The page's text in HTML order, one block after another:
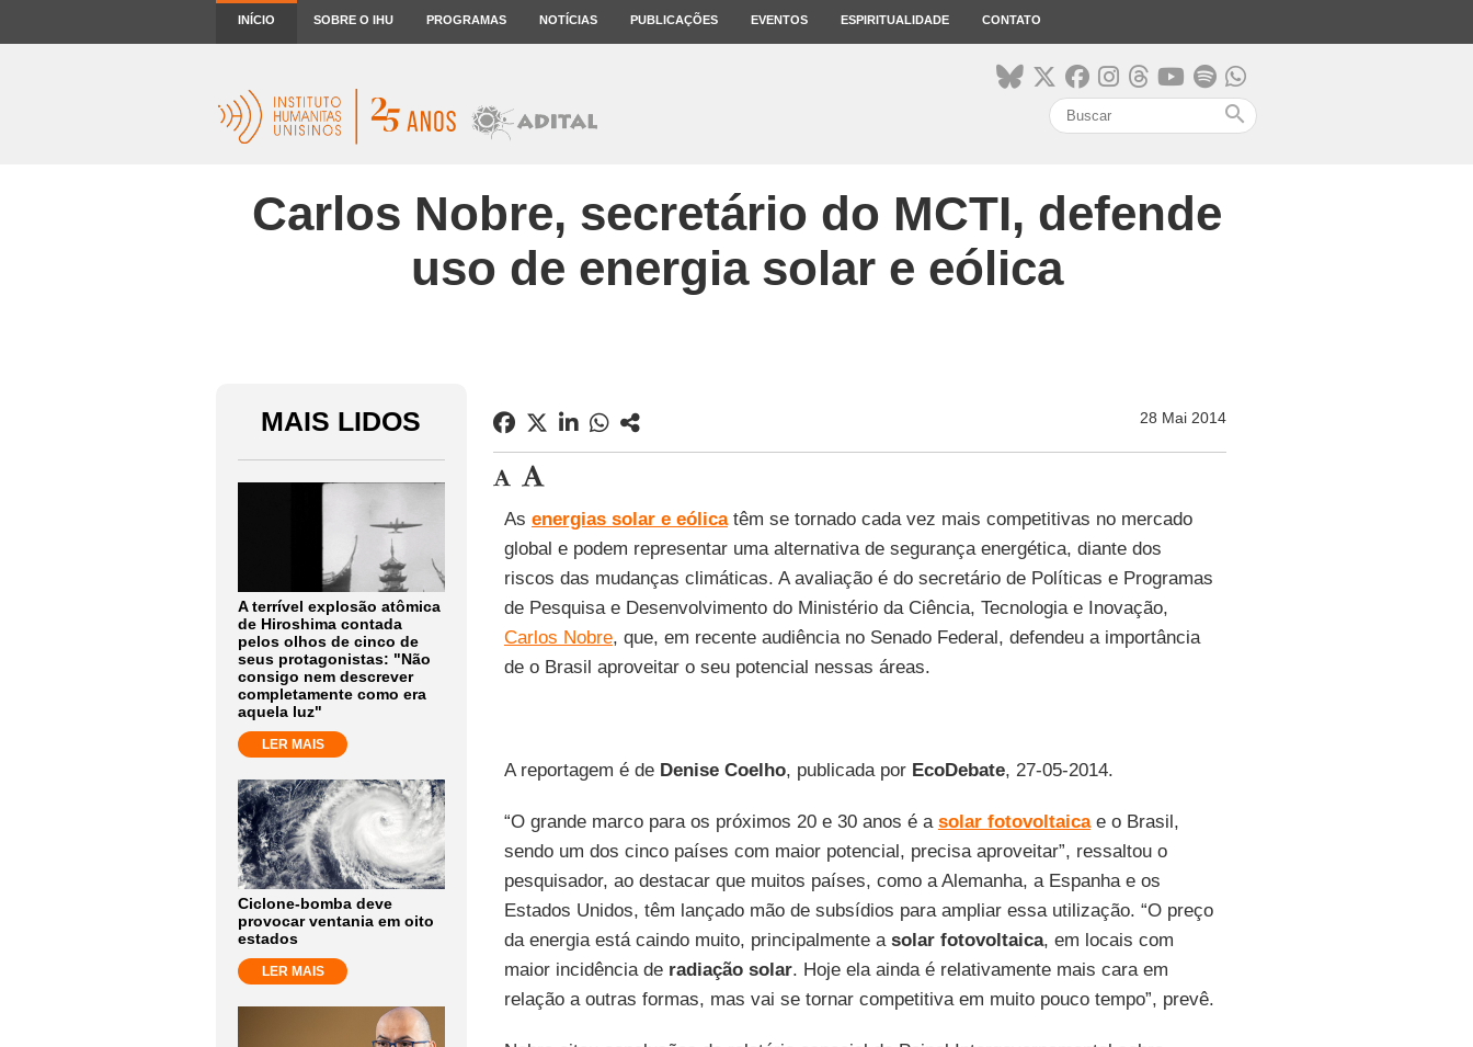
INÍCIO SOBRE O IHU PROGRAMAS NOTÍCIAS PUBLICAÇÕES EVENTOS ESPIRITUALIDADE CONTATO
search
Carlos Nobre, secretário do MCTI, defende
uso de energia solar e eólica
MAIS LIDOS
A terrível explosão atômica
de Hiroshima contada
pelos olhos de cinco de
seus protagonistas: "Não
consigo nem descrever
completamente como era
aquela luz"
LER MAIS
Ciclone-bomba deve
provocar ventania em oito
estados
LER MAIS
28 Mai 2014
As energias solar e eólicatêm se tornado cada vez mais competitivas no mercado
global e podem representar uma alternativa de segurança energética, diante dos
riscos das mudanças climáticas. A avaliação é do secretário de Políticas e Programas
de Pesquisa e Desenvolvimento do Ministério da Ciência, Tecnologia e Inovação,
Carlos Nobre, que, em recente audiência no Senado Federal, defendeu a importância
de o Brasil aproveitar o seu potencial nessas áreas.
A reportagem é de Denise Coelho, publicada por EcoDebate, 27-05-2014.
“O grande marco para os próximos 20 e 30 anos é a solar fotovoltaicae o Brasil,
sendo um dos cinco países com maior potencial, precisa aproveitar”, ressaltou o
pesquisador, ao destacar que muitos países, como a Alemanha, a Espanha e os
Estados Unidos, têm lançado mão de subsídios para ampliar essa utilização. “O preço
da energia está caindo muito, principalmente a solar fotovoltaica, em locais com
maior incidência de radiação solar. Hoje ela ainda é relativamente mais cara em
relação a outras formas, mas vai se tornar competitiva em muito pouco tempo”, prevê.